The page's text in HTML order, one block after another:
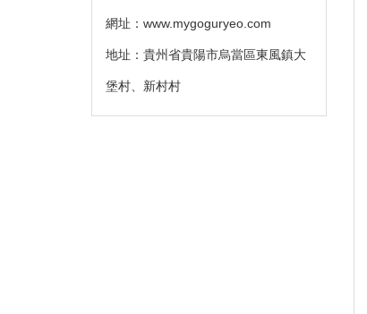
網址：www.mygoguryeo.com
地址：貴州省貴陽市烏當區東風鎮大
堡村、新村村